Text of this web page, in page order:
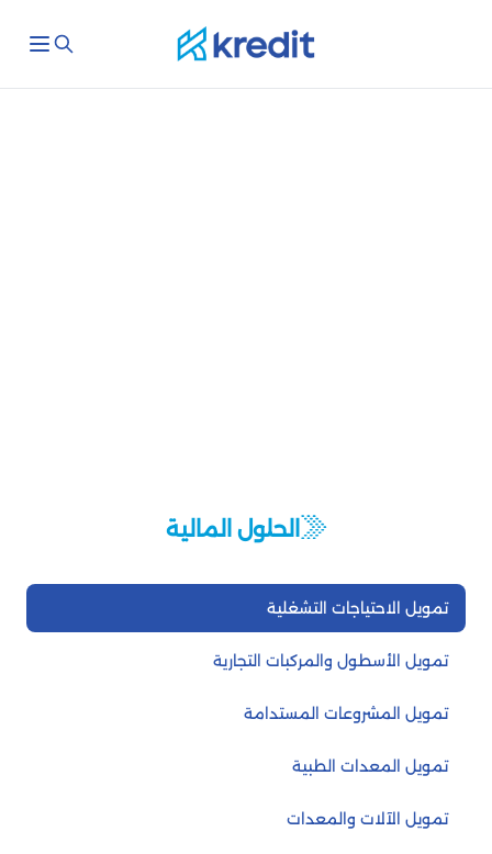
الحلول المالية
تمويل الاحتياجات التشغلية
تمويل الأسطول والمركبات التجارية
تمويل المشروعات المستدامة
تمويل المعدات الطبية
تمويل الآلات والمعدات